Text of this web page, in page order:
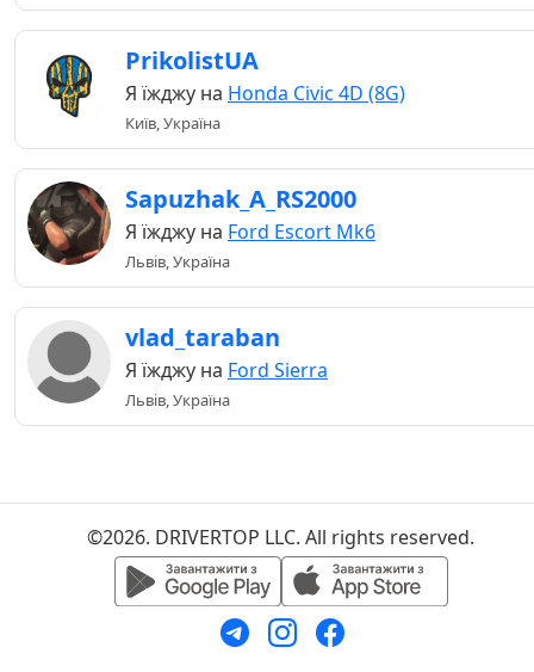
PrikolistUA
Я їжджу на Honda Civic 4D (8G)
Київ, Україна
Sapuzhak_A_RS2000
Я їжджу на Ford Escort Mk6
Львів, Україна
vlad_taraban
Я їжджу на Ford Sierra
Львів, Україна
©2026. DRIVERTOP LLC. All rights reserved.